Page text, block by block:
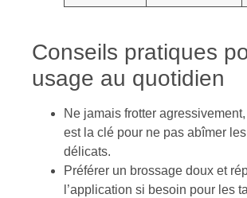
Conseils pratiques
usage au quotidien
Ne jamais frotter
est la clé pour ne pas abîmer
délicats.
Préférer un brossage doux et
l’application si besoin pour les